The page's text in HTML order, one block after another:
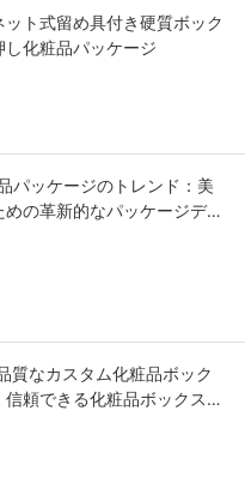
ット式留め具付き硬質ボック
し化粧品パッケージ
パッケージのトレンド：美
の革新的なパッケージデザ
質なカスタム化粧品ボック
信頼できる化粧品ボックスメ